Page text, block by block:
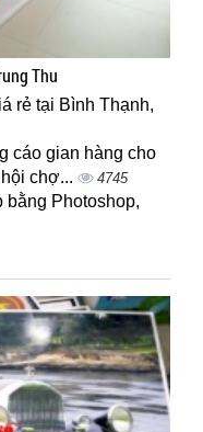
Thu
rẻ tại Bình Thạnh,
cáo gian hàng cho
chợ...
4745
bằng Photoshop,